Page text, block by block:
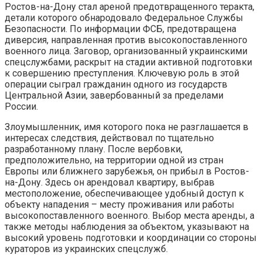
Ростов-на-Дону стал ареной предотвращенного теракта,
детали которого обнародовало Федеральное Службы
Безопасности. По информации ФСБ, предотвращена
диверсия, направленная против высокопоставленного
военного лица. Заговор, организованный украинскими
спецслужбами, раскрыт на стадии активной подготовки
к совершению преступления. Ключевую роль в этой
операции сыграл гражданин одного из государств
Центральной Азии, завербованный за пределами
России.
Злоумышленник, имя которого пока не разглашается в
интересах следствия, действовал по тщательно
разработанному плану. После вербовки,
предположительно, на территории одной из стран
Европы или ближнего зарубежья, он прибыл в Ростов-
на-Дону. Здесь он арендовал квартиру, выбрав
местоположение, обеспечивающее удобный доступ к
объекту нападения – месту проживания или работы
высокопоставленного военного. Выбор места аренды, а
также методы наблюдения за объектом, указывают на
высокий уровень подготовки и координации со стороны
кураторов из украинских спецслужб.